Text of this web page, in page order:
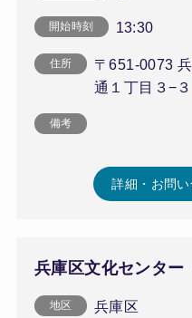
開始時刻 13:30
住所
〒651-0073
通１丁目３−
備考
詳細・お問
兵庫区文化センター
地区 兵庫区